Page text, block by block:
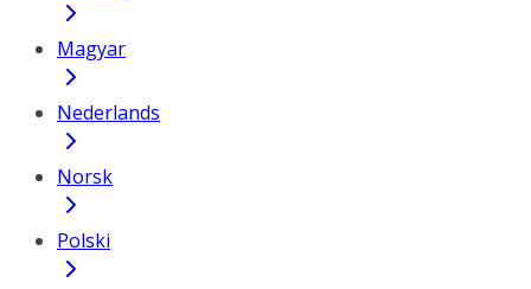
Magyar
Nederlands
Norsk
Polski